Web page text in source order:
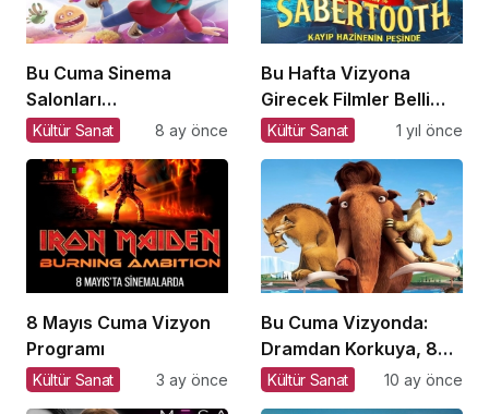
Bu Cuma Sinema
Salonları
Hareketleniyor: 26
Filmler Açıklandı
Kültür Sanat 8 ay önce
Bu Hafta Vizyona
Girecek Filmler Belli
Oldu: Sinema Keyfi
Başlıyor!
Kültür Sanat 1 yıl önce
8 Mayıs Cuma Vizyon
Programı
Kültür Sanat 3 ay önce
Bu Cuma Vizyonda:
Dramdan Korkuya, 8
Yeni Film
Kültür Sanat 10 ay önce